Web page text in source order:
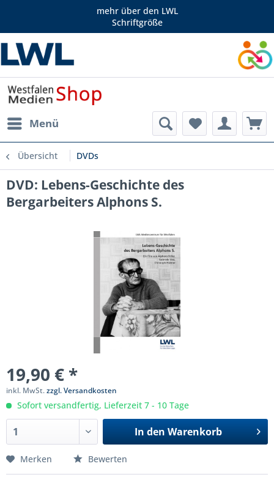
mehr über den LWL
Schriftgröße
Menü
Übersicht DVDs
DVD: Lebens-Geschichte des
Bergarbeiters Alphons S.
19,90 € *
inkl. MwSt.zzgl. Versandkosten
Sofort versandfertig, Lieferzeit 7 - 10 Tage
In den Warenkorb
Merken Bewerten